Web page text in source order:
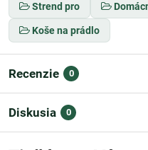
Strend pro
Koše na prádlo
Recenzie 0
Diskusia 0